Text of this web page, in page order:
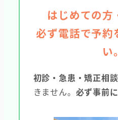
はじめての方
必ず電話で予約
い。
初診・急患・矯正相
きません。 必ず事前